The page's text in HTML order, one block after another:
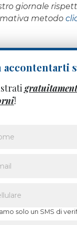
giornale
metodo
accontentarti
!
solo un SMS di